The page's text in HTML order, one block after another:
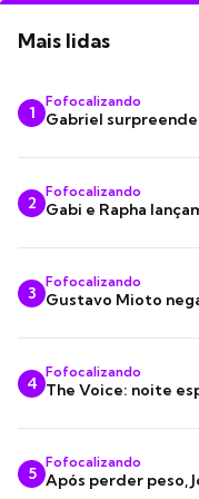
Mais lidas
1
Fofocalizando
Gabriel
2
Fofocalizando
Gabi e Rapha
3
Fofocalizando
Gustavo Mioto
4
Fofocalizando
The Voice: noite
5
Fofocalizando
Após perder peso,